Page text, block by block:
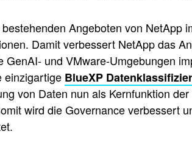
Angeboten von NetApp
Damit verbessert NetApp das
GenAI- und VMware-Umgebungen
einzigartige BlueXP
von Daten nun als Kernfunktion
wird die Governance verbessert